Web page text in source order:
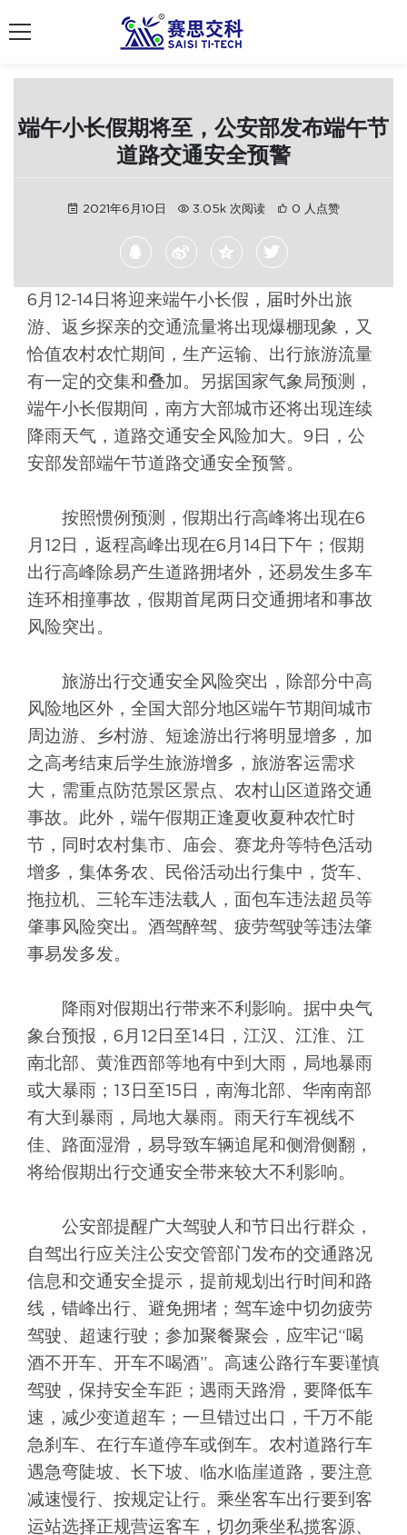
端午小长假期将至，公安部发布端午节
道路交通安全预警
2021年6月10日 3.05k 次阅读 0 人点赞
6月12-14日将迎来端午小长假，届时外出旅
游、返乡探亲的交通流量将出现爆棚现象，又
恰值农村农忙期间，生产运输、出行旅游流量
有一定的交集和叠加。另据国家气象局预测，
端午小长假期间，南方大部城市还将出现连续
降雨天气，道路交通安全风险加大。9日，公
安部发部端午节道路交通安全预警。
按照惯例预测，假期出行高峰将出现在6
月12日，返程高峰出现在6月14日下午；假期
出行高峰除易产生道路拥堵外，还易发生多车
连环相撞事故，假期首尾两日交通拥堵和事故
风险突出。
旅游出行交通安全风险突出，除部分中高
风险地区外，全国大部分地区端午节期间城市
周边游、乡村游、短途游出行将明显增多，加
之高考结束后学生旅游增多，旅游客运需求
大，需重点防范景区景点、农村山区道路交通
事故。此外，端午假期正逢夏收夏种农忙时
节，同时农村集市、庙会、赛龙舟等特色活动
增多，集体务农、民俗活动出行集中，货车、
拖拉机、三轮车违法载人，面包车违法超员等
肇事风险突出。酒驾醉驾、疲劳驾驶等违法肇
事易发多发。
降雨对假期出行带来不利影响。据中央气
象台预报，6月12日至14日，江汉、江淮、江
南北部、黄淮西部等地有中到大雨，局地暴雨
或大暴雨；13日至15日，南海北部、华南南部
有大到暴雨，局地大暴雨。雨天行车视线不
佳、路面湿滑，易导致车辆追尾和侧滑侧翻，
将给假期出行交通安全带来较大不利影响。
公安部提醒广大驾驶人和节日出行群众，
自驾出行应关注公安交管部门发布的交通路况
信息和交通安全提示，提前规划出行时间和路
线，错峰出行、避免拥堵；驾车途中切勿疲劳
驾驶、超速行驶；参加聚餐聚会，应牢记“喝
酒不开车、开车不喝酒”。高速公路行车要谨慎
驾驶，保持安全车距；遇雨天路滑，要降低车
速，减少变道超车；一旦错过出口，千万不能
急刹车、在行车道停车或倒车。农村道路行车
遇急弯陡坡、长下坡、临水临崖道路，要注意
减速慢行、按规定让行。乘坐客车出行要到客
运站选择正规营运客车，切勿乘坐私揽客源、